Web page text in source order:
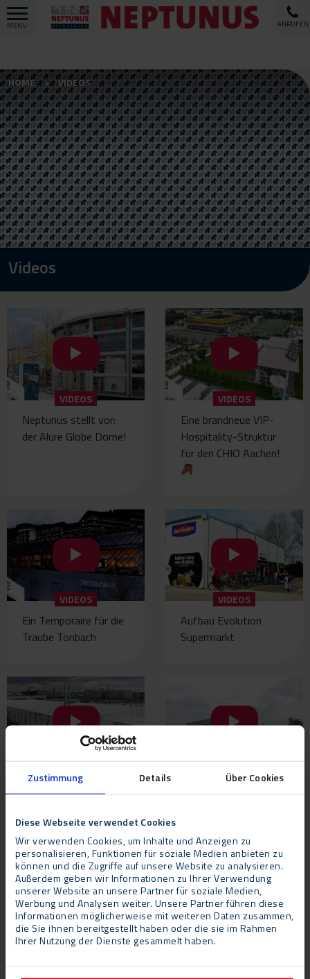
Zustimmung Details Über Cookies
Diese Webseite verwendet Cookies
Wir verwenden Cookies, um Inhalte und Anzeigen zu
personalisieren, Funktionen für soziale Medien anbieten zu
können und die Zugriffe auf unsere Website zu analysieren.
Außerdem geben wir Informationen zu Ihrer Verwendung
unserer Website an unsere Partner für soziale Medien,
Werbung und Analysen weiter. Unsere Partner führen diese
Informationen möglicherweise mit weiteren Daten zusammen,
die Sie ihnen bereitgestellt haben oder die sie im Rahmen
Ihrer Nutzung der Dienste gesammelt haben.
MENU ANRUFEN
HOME VIDEOS
Videos
VIDEOS
Neptunus stellt vor:
der Alure Globe Dome!
VIDEOS
Eine brandneue VIP-
Hospitality-Struktur
für den CHIO Aachen!
VIDEOS
Ein Temporaire für die
Traube Tonbach
VIDEOS
Aufbau Evolution
Supermarkt
VIDEOS
Aufbau Evolution
VIDEOS
VIDEOS VIDEOS